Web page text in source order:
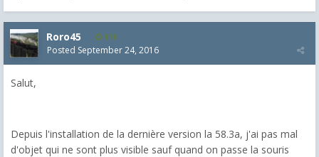
Roro45 818
Posted September 24, 2016
Salut,
Depuis l'installation de la dernière version la 58.3a, j'ai pas mal
d'objet qui ne sont plus visible sauf quand on passe la souris